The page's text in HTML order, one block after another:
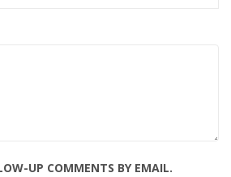
UP COMMENTS BY EMAIL.